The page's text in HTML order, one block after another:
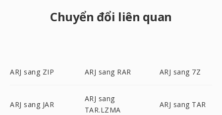
Chuyển đổi liên quan
ARJ sang ZIP ARJ sang RAR ARJ sang 7Z
ARJ sang JAR
ARJ sang
TAR.LZMA
ARJ sang TAR